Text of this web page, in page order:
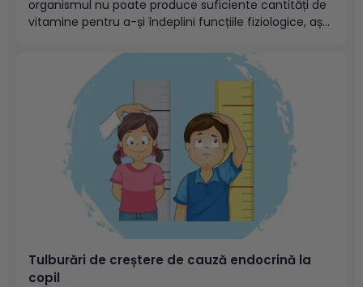
organismul nu poate produce suficiente cantități de
vitamine pentru a-și îndeplini funcțiile fiziologice, așa
Vitaminele sunt implicate într-o varietate de procese
biologice esențiale, cum ar fi menținerea echilibrului
metabolic (metabolismul proteinelor, glucidelor,...
Tulburări de creștere de cauză endocrină la
copil